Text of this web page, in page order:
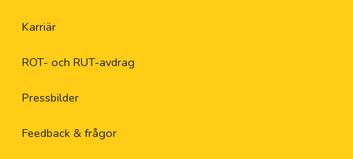
Karriär
ROT- och RUT-avdrag
Pressbilder
Feedback & frågor